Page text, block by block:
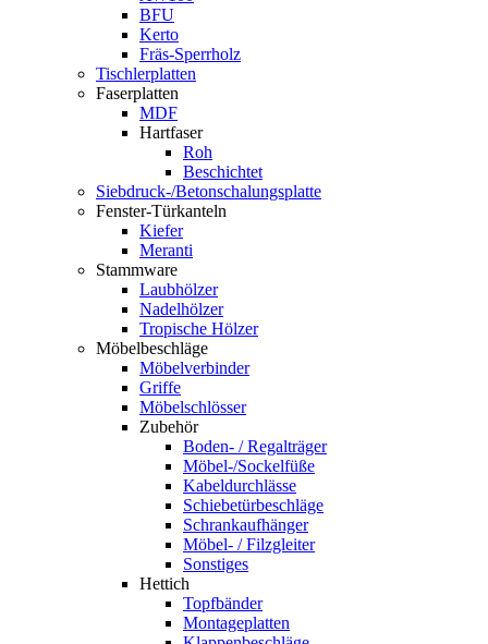
BFU
Kerto
Fräs-Sperrholz
Tischlerplatten
Faserplatten
MDF
Hartfaser
Roh
Beschichtet
Siebdruck-/Betonschalungsplatte
Fenster-Türkanteln
Kiefer
Meranti
Stammware
Laubhölzer
Nadelhölzer
Tropische Hölzer
Möbelbeschläge
Möbelverbinder
Griffe
Möbelschlösser
Zubehör
Boden- / Regalträger
Möbel-/Sockelfüße
Kabeldurchlässe
Schiebetürbeschläge
Schrankaufhänger
Möbel- / Filzgleiter
Sonstiges
Hettich
Topfbänder
Montageplatten